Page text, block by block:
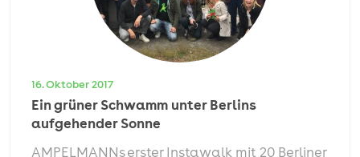
16. Oktober 2017
Ein grüner Schwamm unter Berlins
aufgehender Sonne
AMPELMANNs erster Instawalk mit 20 Berliner